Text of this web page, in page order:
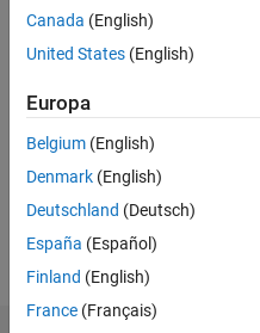
Followers:
Follow
Canada (English)
United States (English)
Europa
Belgium (English)
Denmark (English)
Deutschland (Deutsch)
España (Español)
Finland (English)
France (Français)